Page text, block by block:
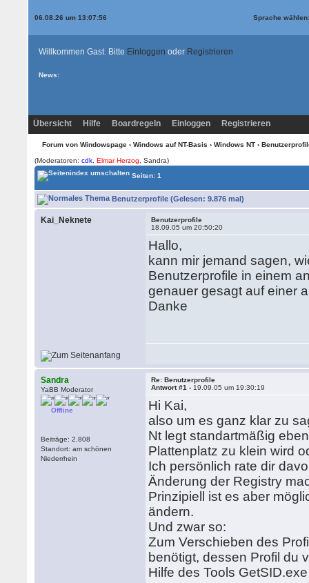
06.08.26 um 13:07:56 Sprache
Willkommen Gast. Bitte Einloggen oder Registrieren
News:
Übersicht Hilfe Boardregeln Einloggen Registrieren
Forum von Windowspage› Windows auf NT-Basis › Windows NT›
(Moderatoren:cdk ,Elmar Herzog
, Sandra)
Seiten: 1
Benutzerprofile (Gelesen: 9.876 mal)
Kai_Neknete
Benutzerprofile
18.09.05 um 20:50:20
Hallo,
kann mir jemand sagen,
Benutzerprofile in einem
genauer gesagt auf einer
Danke
Sandra
YaBB Moderator
Offline
Beiträge: 2.808
Standort: am schönen
Niederrhein
Re: Benutzerprofile
Antwort #1 - 19.09.05 um 19:30:19
Hi Kai,
also um es ganz klar zu
Nt legt standartmäßig
Plattenplatz zu klein wird
Ich persönlich rate dir
Änderung der Registry
Prinzipiell ist es aber
ändern.
Und zwar so:
Zum Verschieben des
benötigt, dessen Profil du
Hilfe des Tools